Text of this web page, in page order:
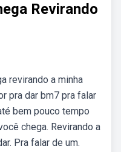
Revirando
revirando a minha
pra dar bm7 pra falar
bem pouco tempo
chega. Revirando a
Pra falar de um.